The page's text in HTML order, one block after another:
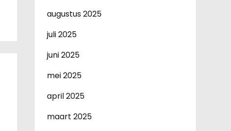
augustus 2025
juli 2025
juni 2025
mei 2025
april 2025
maart 2025